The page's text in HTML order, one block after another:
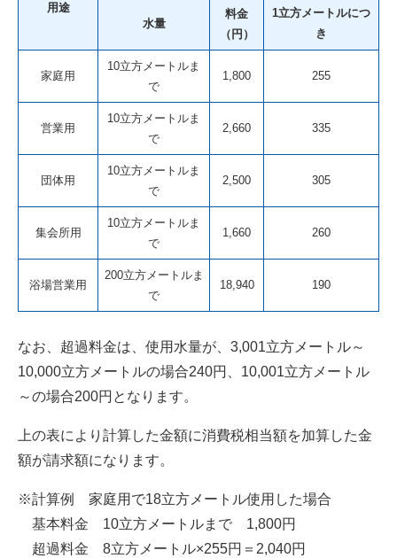
用途
水量
料金
（円）
1立方メートルにつ
き
家庭用
10立方メートルま
で
1,800 255
営業用
10立方メートルま
で
2,660 335
団体用
10立方メートルま
で
2,500 305
集会所用
10立方メートルま
で
1,660 260
浴場営業用
200立方メートルま
で
18,940 190
なお、超過料金は、使用水量が、3,001立方メートル～
10,000立方メートルの場合240円、10,001立方メートル
～の場合200円となります。
上の表により計算した金額に消費税相当額を加算した金
額が請求額になります。
※計算例 家庭用で18立方メートル使用した場合
基本料金 10立方メートルまで 1,800円
超過料金 8立方メートル×255円＝2,040円